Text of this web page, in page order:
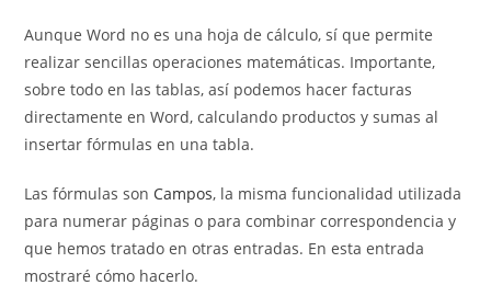
entrada:
entrada:
Aunque Word no es una hoja de cálculo, sí que permite
realizar sencillas operaciones matemáticas. Importante,
sobre todo en las tablas, así podemos hacer facturas
directamente en Word, calculando productos y sumas al
insertar fórmulas en una tabla.
Las fórmulas son Campos, la misma funcionalidad utilizada
para numerar páginas o para combinar correspondencia y
que hemos tratado en otras entradas. En esta entrada
mostraré cómo hacerlo.